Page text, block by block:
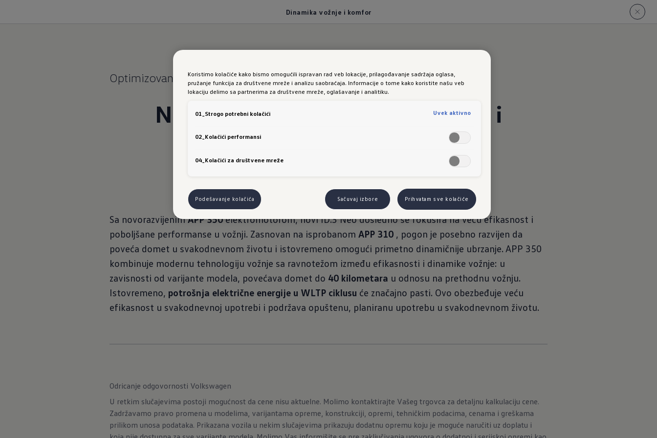
Dinamika vožnje i komfor
Optimizovane performanse.
Novi ID.3 Neo: Dinamika vožnje i
Sa novorazvijenimAPP 350elektromotorom, novi ID.3 Neo dosledno se fokusira na veću efikasnost i
poboljšane performanse u vožnji. Zasnovan na isprobanom APP 310 , pogon je posebno razvijen da
poveća domet u svakodnevnom životu i istovremeno omogući primetno dinamičnije ubrzanje. APP 350
kombinuje modernu tehnologiju vožnje sa ravnotežom između efikasnosti i dinamike vožnje: u
zavisnosti od varijante modela, povećava domet do 40 kilometara u odnosu na prethodnu vožnju.
Istovremeno, potrošnja električne energije u WLTP ciklusu će značajno pasti. Ovo obezbeđuje veću
efikasnost u svakodnevnoj upotrebi i podržava opuštenu, planiranu upotrebu u svakodnevnom životu.
Odricanje odgovornosti Volkswagen
U retkim slučajevima postoji mogućnost da cene nisu aktuelne. Molimo kontaktirajte Vašeg trgovca za detaljnu kalkulaciju cene.
Zadržavamo pravo promena u modelima, varijantama opreme, konstrukciji, opremi, tehničkim podacima, cenama i greškama
prilikom unosa podataka. Prikazana vozila u nekim slučajevima prikazuju dodatnu opremu koju je moguće naručiti uz doplatu i
Koristimo kolačiće kako bismo omogućili ispravan rad veb lokacije, prilagođavanje sadržaja oglasa,
pružanje funkcija za društvene mreže i analizu saobraćaja. Informacije o tome kako koristite našu veb
lokaciju delimo sa partnerima za društvene mreže, oglašavanje i analitiku.
01_Strogo potrebni kolačići Uvek aktivno
02_Kolačići performansi
04_Kolačići za društvene mreže
Podešavanje kolačića Sačuvaj izbore Prihvatam sve kolačiće